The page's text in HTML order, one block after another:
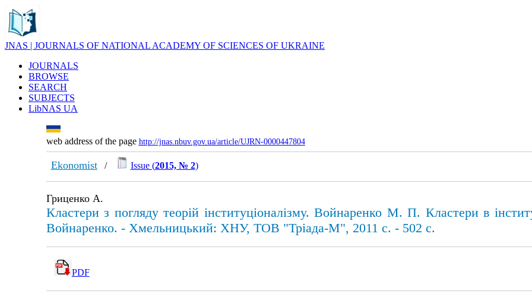
JNAS | JOURNALS OF NATIONAL ACADEMY OF SCIENCES OF UKRAINE
JOURNALS
BROWSE
SEARCH
SUBJECTS
LibNAS UA
web address of the page http://jnas.nbuv.gov.ua/article/UJRN-0000447804
Ekonomist/ Issue (2015, № 2)
Гриценко А.
Кластери з погляду теорій інституціоналізму. Войнаренко М. П. Кластери в
Войнаренко. - Хмельницький: ХНУ, ТОВ "Тріада-М", 2011 с. - 502 с.
PDF